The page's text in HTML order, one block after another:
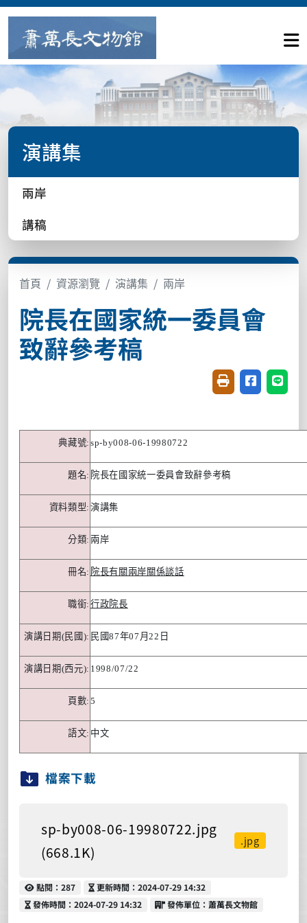
演講集
兩岸
講稿
首頁 資源瀏覽 演講集 兩岸
院長在國家統一委員會
致辭參考稿
友善列印(開新視
分享至臉書
分享
典藏號: sp-by008-06-19980722
題名: 院長在國家統一委員會致辭參考稿
資料類型: 演講集
分類: 兩岸
冊名: 院長有關兩岸關係談話
職銜: 行政院長
演講日期(民國): 民國87年07 月22 日
演講日期(西元): 1998/07/22
頁數: 5
語文: 中文
檔案下載
sp-by008-06-19980722.jpg
(668.1K)
.jpg
點閱
點閱：287 更新時間
更新時間：2024-07-29 14:32
發佈時間
發佈時間：2024-07-29 14:32 發佈單位
發佈單位：蕭萬長文物館